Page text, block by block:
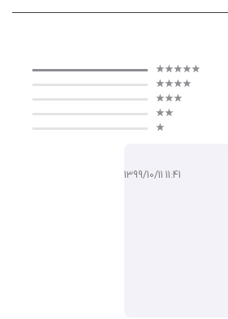
مدیریت بهتر دستگاه‌های اپل است. برنامه
ساده برای بررسی نسخه‌های فریمور دستگاه‌های
کنند و از نسخه‌های موجود برای بازگردانی
سریع آن در دریافت اطلاعات فریمور از
کنند.1399/10/11 11:41